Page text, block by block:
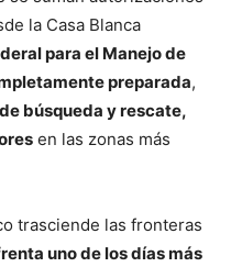
la Casa Blanca
para el Manejo de
preparada,
búsqueda y rescate,
en las zonas más
trasciende las fronteras
uno de los días más